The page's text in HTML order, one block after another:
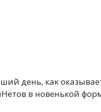
день, как
в новенькой